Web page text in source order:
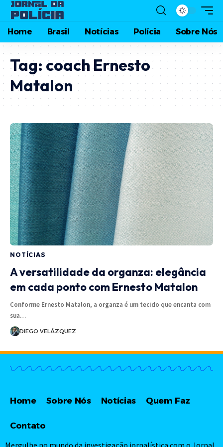
Home Brasil Notícias Polícia Sobre Nós
Tag: coach Ernesto
Matalon
NOTÍCIAS
A versatilidade da organza: elegância
em cada ponto com Ernesto Matalon
Conforme Ernesto Matalon, a organza é um tecido que encanta com
sua…
DIEGO VELÁZQUEZ
Home Sobre Nós Notícias Quem Faz
Contato
Mergulhe no mundo da investigação jornalística com o Jornal